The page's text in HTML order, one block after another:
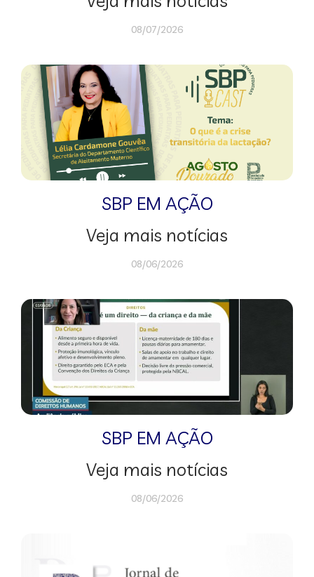
08/07/2026
SBP EM AÇÃO
Veja mais notícias
08/06/2026
SBP EM AÇÃO
Veja mais notícias
08/06/2026